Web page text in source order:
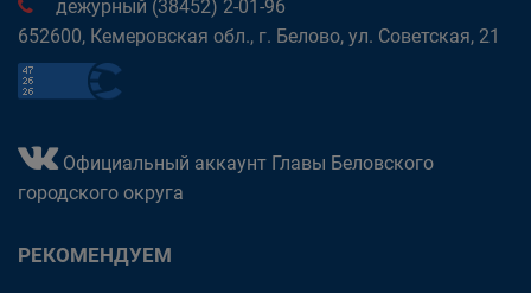
дежурный (38452) 2-01-96
652600, Кемеровская обл., г. Белово, ул. Советская, 21
Официальный аккаунт Главы Беловского
городского округа
РЕКОМЕНДУЕМ